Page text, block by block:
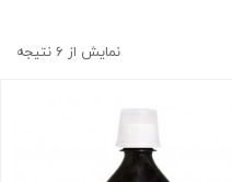
نمایش از ۶ نتیجه